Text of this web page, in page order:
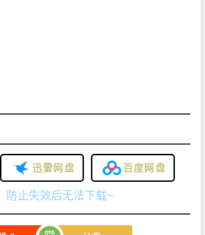
迅雷网盘 百度网盘
防止失效后无法下载~